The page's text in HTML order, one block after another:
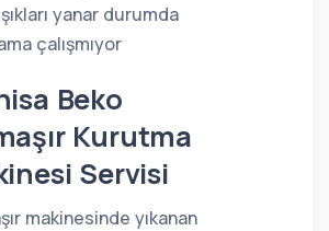
yanar durumda
çalışmıyor
Beko
Kurutma
Servisi
makinesinde yıkanan